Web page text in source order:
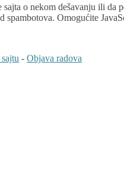
o nekom dešavanju ili da
spambotova. Omogućite
- Objava radova